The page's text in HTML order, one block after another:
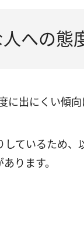
上げる
への態
出にくい傾向
ているため
ります。